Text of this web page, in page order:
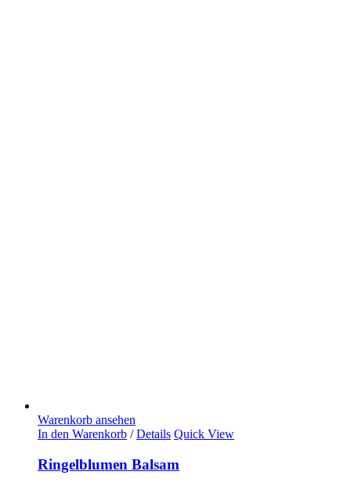
Warenkorb ansehen
In den Warenkorb / Details Quick View
Ringelblumen Balsam